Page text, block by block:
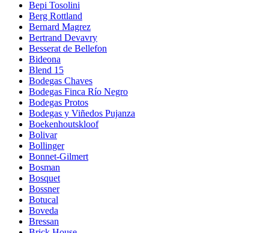
Bepi Tosolini
Berg Rottland
Bernard Magrez
Bertrand Devavry
Besserat de Bellefon
Bideona
Blend 15
Bodegas Chaves
Bodegas Finca Río Negro
Bodegas Protos
Bodegas y Viñedos Pujanza
Boekenhoutskloof
Bolivar
Bollinger
Bonnet-Gilmert
Bosman
Bosquet
Bossner
Botucal
Boveda
Bressan